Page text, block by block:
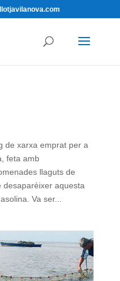
de xarxa emprat per a
feta amb
llaguts de
aquesta
Va ser...